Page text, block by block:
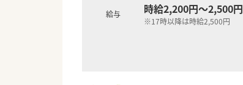
給与 時給2,200円～2,500円
※17時以降は時給2,500円